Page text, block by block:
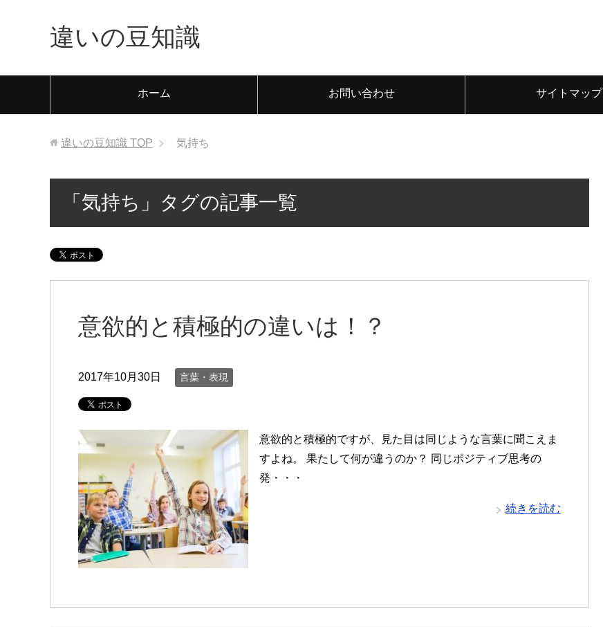
違いの豆知識
ホーム お問い合わせ サイトマップ
違いの豆知識 TOP 気持ち
「気持ち」タグの記事一覧
意欲的と積極的の違いは！？
2017年10月30日 言葉・表現
意欲的と積極的ですが、見た目は同じような言葉に聞こえま
すよね。 果たして何が違うのか？ 同じポジティブ思考の
発・・・
続きを読む